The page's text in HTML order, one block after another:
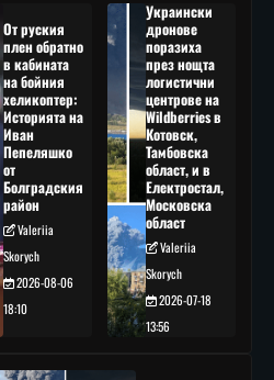
От руския
плен обратно
в кабината
на бойния
хеликоптер:
Историята на
Иван
Пепеляшко
от
Болградския
район
Valeriia
Skorych
2026-08-06
18:10
Украински
дронове
поразиха
през нощта
логистични
центрове на
Wildberries в
Котовск,
Тамбовска
област, и в
Електростал,
Московска
област
Valeriia
Skorych
2026-07-18
13:56